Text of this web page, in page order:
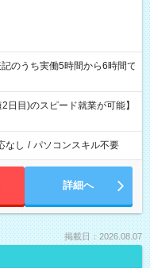
日目)のスピード就業が可能】
なし / パソコンスキル不要
詳細へ
掲載日：2026.08.07